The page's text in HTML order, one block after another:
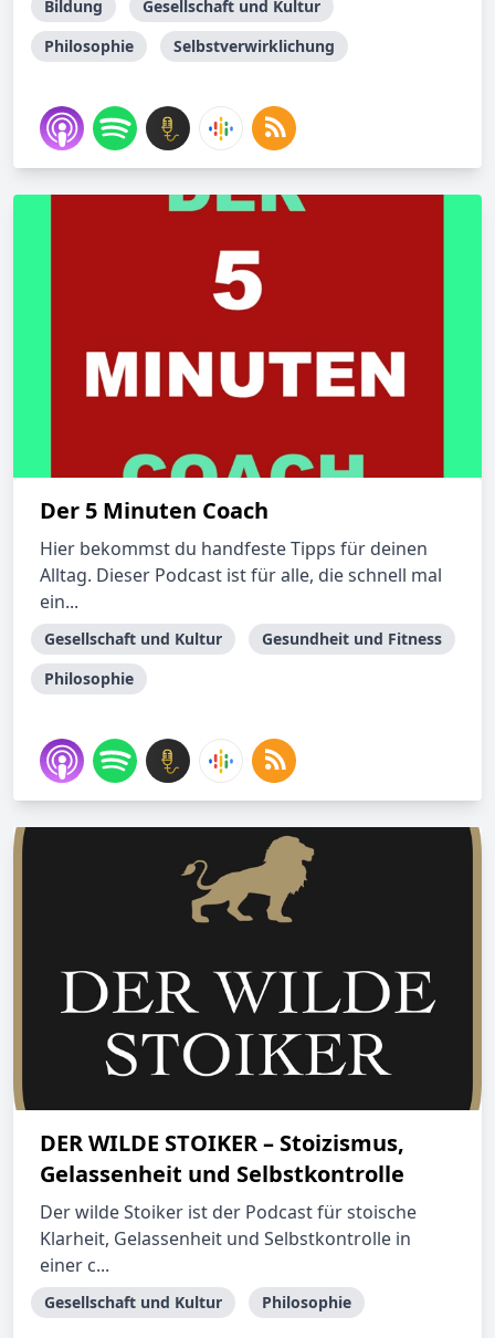
Bildung
Gesellschaft und Kultur
Philosophie
Selbstverwirklichung
Der 5 Minuten Coach
Hier bekommst du handfeste Tipps für deinen
Alltag. Dieser Podcast ist für alle, die schnell mal
ein...
Gesellschaft und Kultur
Gesundheit und Fitness
Philosophie
DER WILDE STOIKER – Stoizismus,
Gelassenheit und Selbstkontrolle
Der wilde Stoiker ist der Podcast für stoische
Klarheit, Gelassenheit und Selbstkontrolle in
einer c...
Gesellschaft und Kultur Philosophie